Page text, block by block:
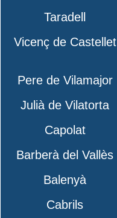
Taradell
Vicenç de Castellet
Pere de Vilamajor
Julià de Vilatorta
Capolat
Barberà del Vallès
Balenyà
Cabrils